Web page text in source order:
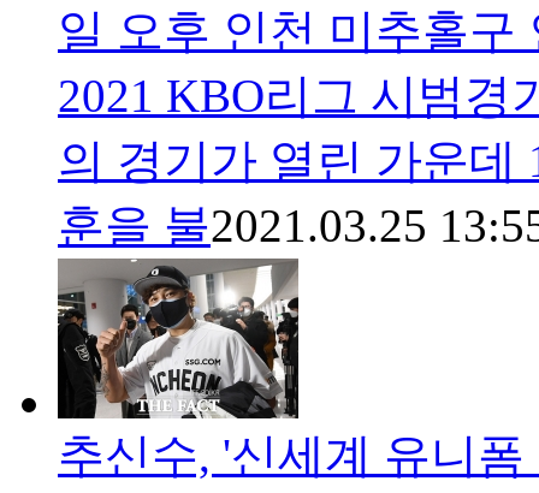
일 오후 인천 미추홀구
2021 KBO리그 시범경
의 경기가 열린 가운데
훈을 불2021.03.25
추신수, '신세계 유니